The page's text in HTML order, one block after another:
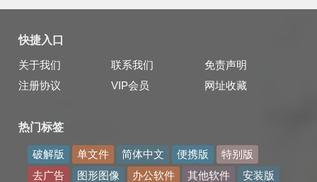
快捷入口
关于我们 联系我们
免责声明
注册协议
VIP会员 网址收藏
热门标签
破解版 单文件 简体中文 便携版
特别版
去广告
图形图像 办公软件 其他软件
安装版